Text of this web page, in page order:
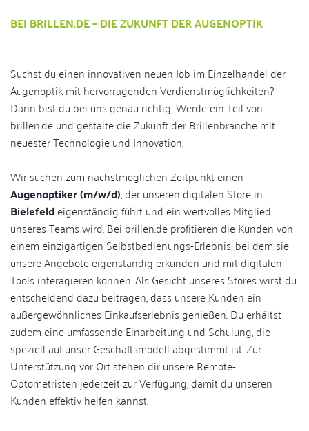
BEI BRILLEN.DE – DIE ZUKUNFT DER AUGENOPTIK
Suchst du einen innovativen neuen Job im Einzelhandel der
Augenoptik mit hervorragenden Verdienstmöglichkeiten?
Dann bist du bei uns genau richtig! Werde ein Teil von
brillen.de und gestalte die Zukunft der Brillenbranche mit
neuester Technologie und Innovation.
Wir suchen zum nächstmöglichen Zeitpunkt einen
Augenoptiker (m/w/d), der unseren digitalen Store in
Bielefeldeigenständig führt und ein wertvolles Mitglied
unseres Teams wird. Bei brillen.de profitieren die Kunden von
einem einzigartigen Selbstbedienungs-Erlebnis, bei dem sie
unsere Angebote eigenständig erkunden und mit digitalen
Tools interagieren können. Als Gesicht unseres Stores wirst du
entscheidend dazu beitragen, dass unsere Kunden ein
außergewöhnliches Einkaufserlebnis genießen. Du erhältst
zudem eine umfassende Einarbeitung und Schulung, die
speziell auf unser Geschäftsmodell abgestimmt ist. Zur
Unterstützung vor Ort stehen dir unsere Remote-
Optometristen jederzeit zur Verfügung, damit du unseren
Kunden effektiv helfen kannst.